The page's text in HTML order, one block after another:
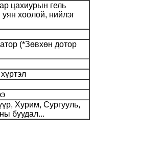
цахиурын гель
хоолой, нийлэг
(*Зөвхөн дотор
Хурим, Сургууль,
буудал...